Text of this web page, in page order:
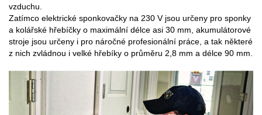
vzduchu.
Zatímco elektrické sponkovačky na 230 V jsou určeny pro sponky
a kolářské hřebíčky o maximální délce asi 30 mm, akumulátorové
stroje jsou určeny i pro náročné profesionální práce, a tak některé
z nich zvládnou i velké hřebíky o průměru 2,8 mm a délce 90 mm.